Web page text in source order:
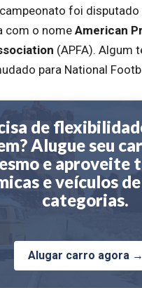
foi
com o nome American
(APFA). Algum
para National
de
Alugue seu
e aproveite
e veículos
categorias.
Alugar carro agora →